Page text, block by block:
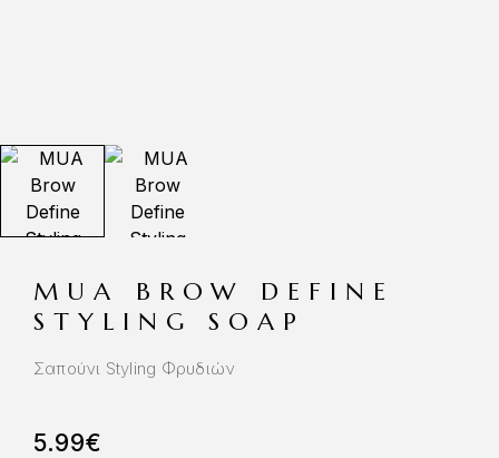
MUA BROW DEFINE
STYLING SOAP
Σαπούνι Styling Φρυδιών
5.99€